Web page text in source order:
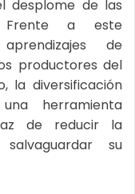
desplome de las
Frente a este
de
productores del
la diversificación
herramienta
de reducir la
su